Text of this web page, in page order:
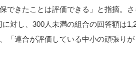
できたことは評価できる」と指摘。
対し、300人未満の組合の回答額は
「連合が評価している中小の頑張り